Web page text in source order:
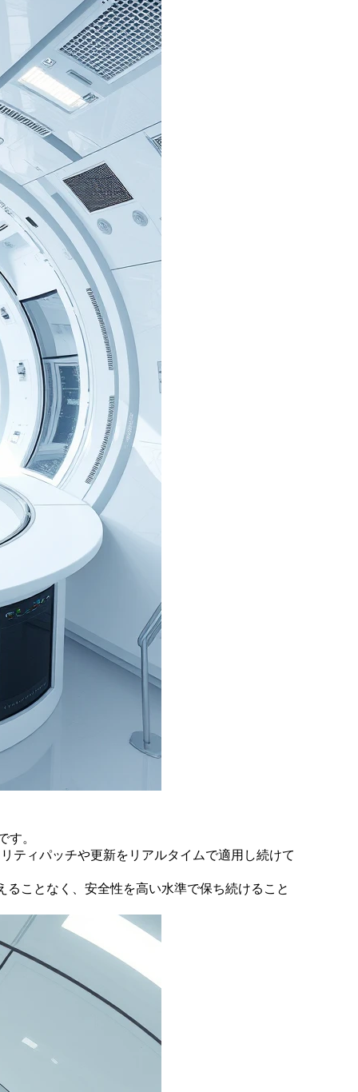
す。
ティパッチや更新をリアルタイムで適用し続けて
ことなく、安全性を高い水準で保ち続けること